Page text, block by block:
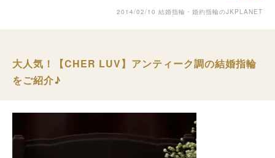
2014/02/10 結婚指輪・婚約指輪のJKPLANET
大人気！【CHER LUV】アンティーク調の結婚指輪
をご紹介♪